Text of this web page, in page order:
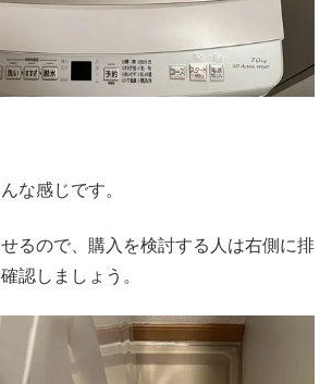
な感じです。
るので、購入を検討する人は右側に排
認しましょう。